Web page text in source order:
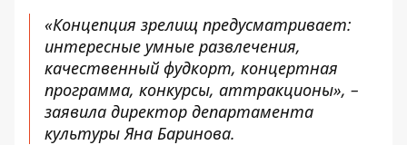
«Концепция зрелищ предусматривает:
интересные умные развлечения,
качественный фудкорт, концертная
программа, конкурсы, аттракционы», –
заявила директор департамента
культуры Яна Баринова.